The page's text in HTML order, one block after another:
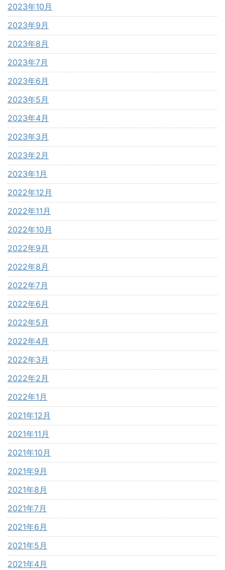
2023年10月
2023年9月
2023年8月
2023年7月
2023年6月
2023年5月
2023年4月
2023年3月
2023年2月
2023年1月
2022年12月
2022年11月
2022年10月
2022年9月
2022年8月
2022年7月
2022年6月
2022年5月
2022年4月
2022年3月
2022年2月
2022年1月
2021年12月
2021年11月
2021年10月
2021年9月
2021年8月
2021年7月
2021年6月
2021年5月
2021年4月